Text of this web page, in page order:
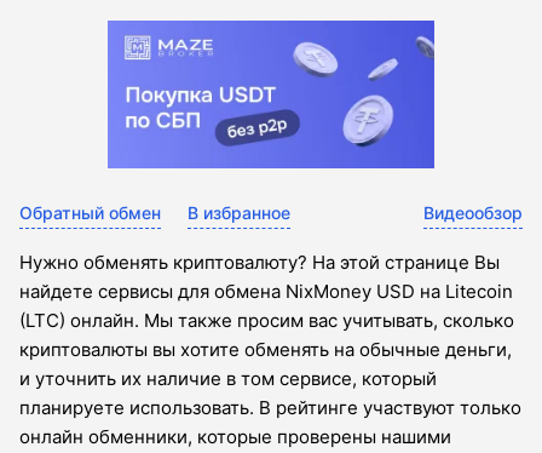
Обратный обмен В избранное Видеообзор
Нужно обменять криптовалюту? На этой странице Вы
найдете сервисы для обмена NixMoney USD на Litecoin
(LTC) онлайн. Мы также просим вас учитывать, сколько
криптовалюты вы хотите обменять на обычные деньги,
и уточнить их наличие в том сервисе, который
планируете использовать. В рейтинге участвуют только
онлайн обменники, которые проверены нашими